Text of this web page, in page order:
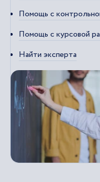
Помощь с
Помощь с курсовой
Найти эксперта